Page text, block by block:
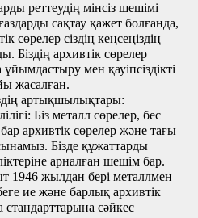
реттеудің мінсіз шешімі
сақтау қажет болғанда,
сөрелер сіздің кеңсеңіздің
Біздің архивтік сөрелер
мен қауіпсіздікті
жасалған.
артықшылықтары:
Біз металл сөрелер, бес
архивтік сөрелер және тағы
Бізде құжаттарды
арналған шешім бар.
1946 жылдан бері металлмен
ие және барлық архивтік
стандарттарына сәйкес